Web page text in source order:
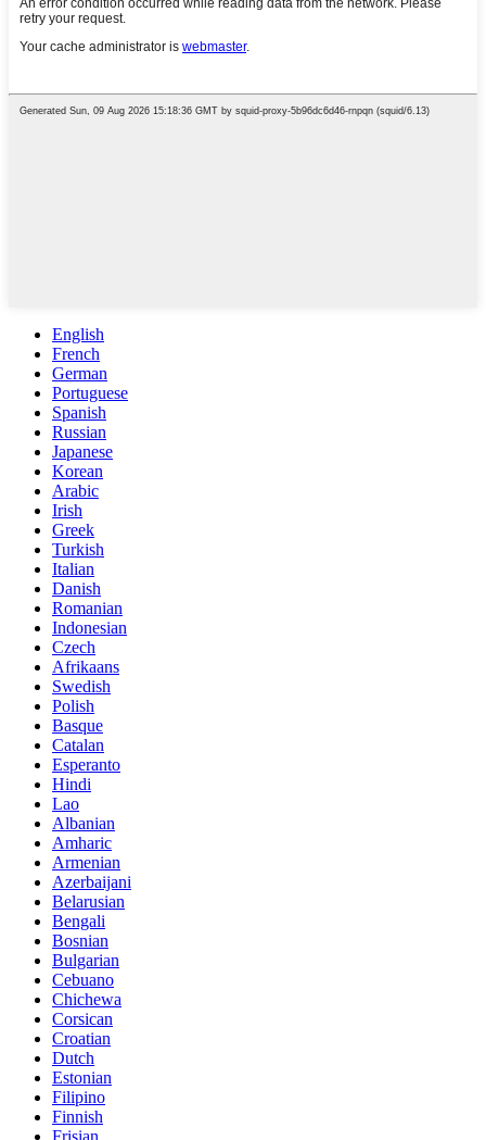
English
French
German
Portuguese
Spanish
Russian
Japanese
Korean
Arabic
Irish
Greek
Turkish
Italian
Danish
Romanian
Indonesian
Czech
Afrikaans
Swedish
Polish
Basque
Catalan
Esperanto
Hindi
Lao
Albanian
Amharic
Armenian
Azerbaijani
Belarusian
Bengali
Bosnian
Bulgarian
Cebuano
Chichewa
Corsican
Croatian
Dutch
Estonian
Filipino
Finnish
Frisian